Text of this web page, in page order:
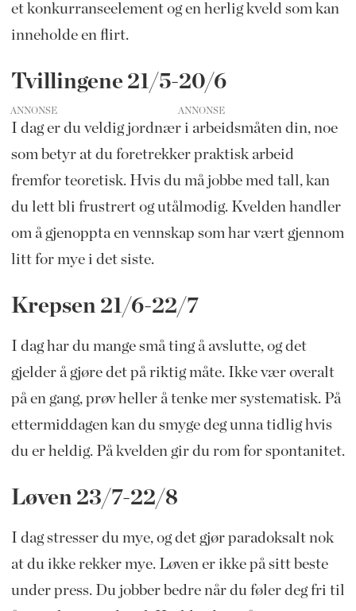
et konkurranseelement og en herlig kveld som kan
inneholde en flirt.
Tvillingene 21/5-20/6
ANNONSE
I dag er du veldig jordnær i arbeidsmåten din, noe
som betyr at du foretrekker praktisk arbeid
fremfor teoretisk. Hvis du må jobbe med tall, kan
du lett bli frustrert og utålmodig. Kvelden handler
om å gjenoppta en vennskap som har vært gjennom
litt for mye i det siste.
Krepsen 21/6-22/7
I dag har du mange små ting å avslutte, og det
gjelder å gjøre det på riktig måte. Ikke vær overalt
på en gang, prøv heller å tenke mer systematisk. På
ettermiddagen kan du smyge deg unna tidlig hvis
du er heldig. På kvelden gir du rom for spontanitet.
Løven 23/7-22/8
I dag stresser du mye, og det gjør paradoksalt nok
at du ikke rekker mye. Løven er ikke på sitt beste
under press. Du jobber bedre når du føler deg fri til